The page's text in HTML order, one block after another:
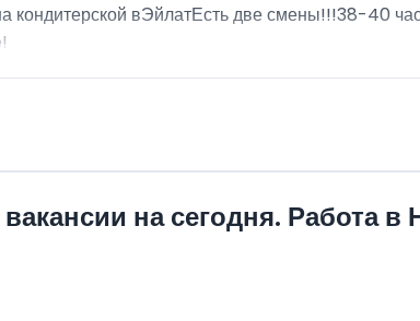
кондитерской вЭйлатЕсть две смены!!!38-40
на сегодня. Работа в